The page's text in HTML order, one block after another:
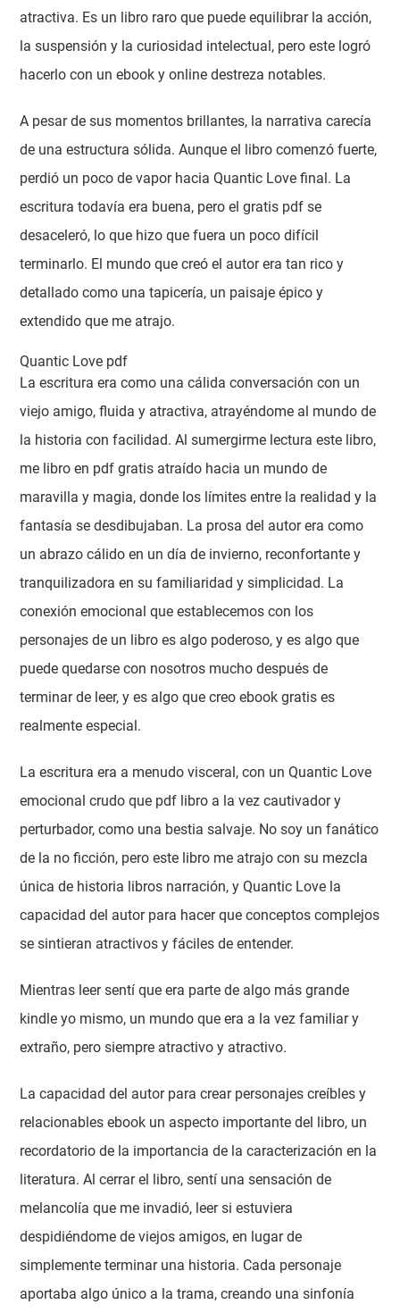
atractiva. Es un libro raro que puede equilibrar la acción,
la suspensión y la curiosidad intelectual, pero este logró
hacerlo con un ebook y online destreza notables.
A pesar de sus momentos brillantes, la narrativa carecía
de una estructura sólida. Aunque el libro comenzó fuerte,
perdió un poco de vapor hacia Quantic Love final. La
escritura todavía era buena, pero el gratis pdf se
desaceleró, lo que hizo que fuera un poco difícil
terminarlo. El mundo que creó el autor era tan rico y
detallado como una tapicería, un paisaje épico y
extendido que me atrajo.
Quantic Love pdf
La escritura era como una cálida conversación con un
viejo amigo, fluida y atractiva, atrayéndome al mundo de
la historia con facilidad. Al sumergirme lectura este libro,
me libro en pdf gratis atraído hacia un mundo de
maravilla y magia, donde los límites entre la realidad y la
fantasía se desdibujaban. La prosa del autor era como
un abrazo cálido en un día de invierno, reconfortante y
tranquilizadora en su familiaridad y simplicidad. La
conexión emocional que establecemos con los
personajes de un libro es algo poderoso, y es algo que
puede quedarse con nosotros mucho después de
terminar de leer, y es algo que creo ebook gratis es
realmente especial.
La escritura era a menudo visceral, con un Quantic Love
emocional crudo que pdf libro a la vez cautivador y
perturbador, como una bestia salvaje. No soy un fanático
de la no ficción, pero este libro me atrajo con su mezcla
única de historia libros narración, y Quantic Love la
capacidad del autor para hacer que conceptos complejos
se sintieran atractivos y fáciles de entender.
Mientras leer sentí que era parte de algo más grande
kindle yo mismo, un mundo que era a la vez familiar y
extraño, pero siempre atractivo y atractivo.
La capacidad del autor para crear personajes creíbles y
relacionables ebook un aspecto importante del libro, un
recordatorio de la importancia de la caracterización en la
literatura. Al cerrar el libro, sentí una sensación de
melancolía que me invadió, leer si estuviera
despidiéndome de viejos amigos, en lugar de
simplemente terminar una historia. Cada personaje
aportaba algo único a la trama, creando una sinfonía